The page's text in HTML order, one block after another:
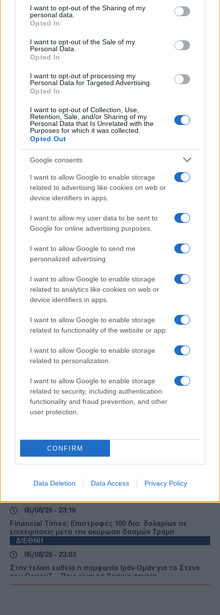
not limited to your visit or usage behaviour. You may click to
grant or deny consent to Google and its third-party tags to
use your data for below specified purposes in below Google
consent section.
I want to opt-out of the Sharing of my
personal data.
Opted In
I want to opt-out of the Sale of my
Personal Data.
Opted In
I want to opt-out of processing my
Personal Data for Targeted Advertising.
Opted In
I want to opt-out of Collection, Use,
Retention, Sale, and/or Sharing of my
Personal Data that Is Unrelated with the
Purposes for which it was collected.
Opted Out
Google consents
I want to allow Google to enable storage
related to advertising like cookies on web or
device identifiers in apps.
I want to allow my user data to be sent to
Google for online advertising purposes.
I want to allow Google to send me
personalized advertising.
I want to allow Google to enable storage
related to analytics like cookies on web or
device identifiers in apps.
I want to allow Google to enable storage
related to functionality of the website or app.
I want to allow Google to enable storage
related to personalization.
I want to allow Google to enable storage
related to security, including authentication
functionality and fraud prevention, and other
user protection.
CONFIRM
Data Deletion Data Access Privacy Policy
ασκήθηκε σωματική βία στον κ. Ρούτσι από έξι
αστυνομικούς, γεγονός που οδήγησε στην
εσπευσμένη νοσηλεία του.
Προχωρά η νομιμοποίηση των συνηγόρων
Στο καθαρά διαδικαστικό κομμάτι, ολοκληρώθηκε
η νομιμοποίηση των συνηγόρων υπεράσπισης.
Αξιοσημείωτο είναι πως από τους
κατηγορούμενους, μόνο πέντε έδωσαν το
«παρών»στην αίθουσα. Η διαδικασία συνεχίζεται
πλέον με τη νομιμοποίηση των εκατοντάδων
συνηγόρων που στηρίζουν την κατηγορία, η
οποία θα γίνει σταδιακά ανά ομάδες των 100
ατόμων για να αποφευχθεί το χάος.
Νωρίτερα, ο πρόεδρος του ΔΣΑ,
Ανδρέας
Κουτσόλαμπρος
, απηύθυνε έκκληση για
αυτοσυγκράτηση και σεβασμό, τονίζοντας την
κρισιμότητα των στιγμών για τη δικαιοσύνη και
την κοινωνία.
ΑΚΟΛΟΥΘΗΣΤΕ ΜΑΣ ΣΤΟ GOOGLE
TAGS
ΔΙΚΗ ΤΕΜΠΩΝ ΔΙΚΑΣΤΙΚΑ ΝΕΑ ΛΑΡΙΣΑ
ΝΟΣΟΚΟΜΕΙΟ
ΑΣΤΥΝΟΜΙΚΗ ΒΙΑ
Ροή Ειδήσεων
μάθημα στη Βουλγαρία
05/08/26 - 23:40
Ζώδια: Οι αστρολογικές προβλέψεις για την Πέμπτη 6/8
από την Αλεξάνδρα Καρτά
05/08/26 - 23:16
Financial Times: Επιστροφές 100 δισ. δολαρίων σε
επιχειρήσεις μετά την ακύρωση δασμών Τραμπ
ΔΙΕΘΝΗ
05/08/26 - 23:03
Στην τελική ευθεία η συμφωνία Ιράν-Ομάν για το Στενό
του Ορμούζ — Ποια είναι τα βασικα σημεία
ΔΙΕΘΝΗ